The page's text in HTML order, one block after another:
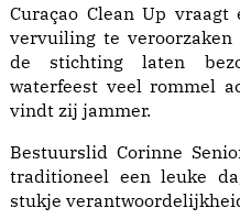
Curaçao Clean Up
vervuiling te veroorzaken
de stichting laten
waterfeest veel rommel
vindt zij jammer.
Bestuurslid Corinne
traditioneel een leuke
stukje